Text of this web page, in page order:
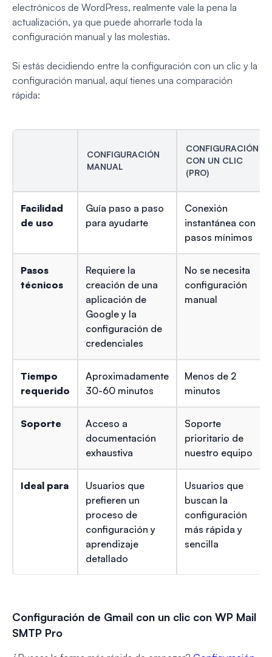
electrónicos de WordPress, realmente vale la pena la
actualización, ya que puede ahorrarle toda la
configuración manual y las molestias.
Si estás decidiendo entre la configuración con un clic y la
configuración manual, aquí tienes una comparación
rápida:
CONFIGURACIÓN
MANUAL
CONFIGURACIÓN
CON UN CLIC
(PRO)
Facilidad
de uso
Guía paso a paso
para ayudarte
Conexión
instantánea con
pasos mínimos
Pasos
técnicos
Requiere la
creación de una
aplicación de
Google y la
configuración de
credenciales
No se necesita
configuración
manual
Tiempo
requerido
Aproximadamente
30-60 minutos
Menos de 2
minutos
Soporte
Acceso a
documentación
exhaustiva
Soporte
prioritario de
nuestro equipo
Ideal para
Usuarios que
prefieren un
proceso de
configuración y
aprendizaje
detallado
Usuarios que
buscan la
configuración
más rápida y
sencilla
Configuración de Gmail con un clic con WP Mail
SMTP Pro